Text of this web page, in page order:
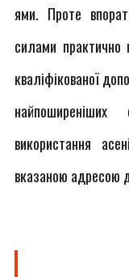
ями. Проте
силами
кваліфікованої
використання
вказаною адресою